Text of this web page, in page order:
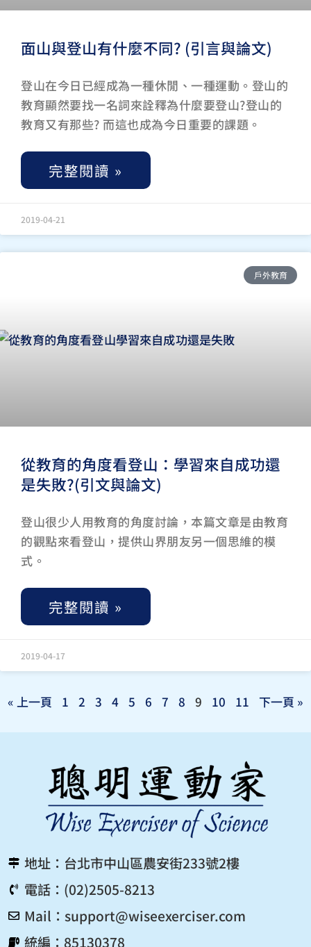
面山與登山有什麼不同? (引言與論文)
登山在今日已經成為一種休閒、一種運動。登山的
教育顯然要找一名詞來詮釋為什麼要登山?登山的
教育又有那些? 而這也成為今日重要的課題。
完整閱讀 »
2019-04-21
戶外教育
從教育的角度看登山：學習來自成功還
是失敗?(引文與論文)
登山很少人用教育的角度討論，本篇文章是由教育
的觀點來看登山，提供山界朋友另一個思維的模
式。
完整閱讀 »
2019-04-17
« 上一頁 1 2 3 4 5 6 7 8 9 10 11 下一頁 »
地址：台北市中山區農安街233號2樓
電話：(02)2505-8213
Mail： support@wiseexerciser.com
統編：85130378